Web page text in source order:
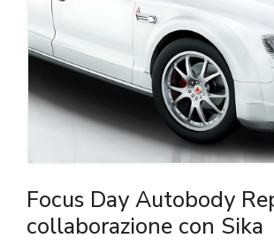
Focus Day Autobody
collaborazione con Sika